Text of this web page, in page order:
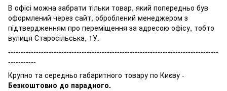
В офісі можна забрати тільки товар, який попередньо був
оформлений через сайт, оброблений менеджером з
підтвердженням про переміщення за адресою офісу, тобто
вулиця Старосільська, 1У.
-----------------------------------------------------------------------------------
-----------
Крупно та середньо габаритного товару по Києву -
Безкоштовно до парадного.